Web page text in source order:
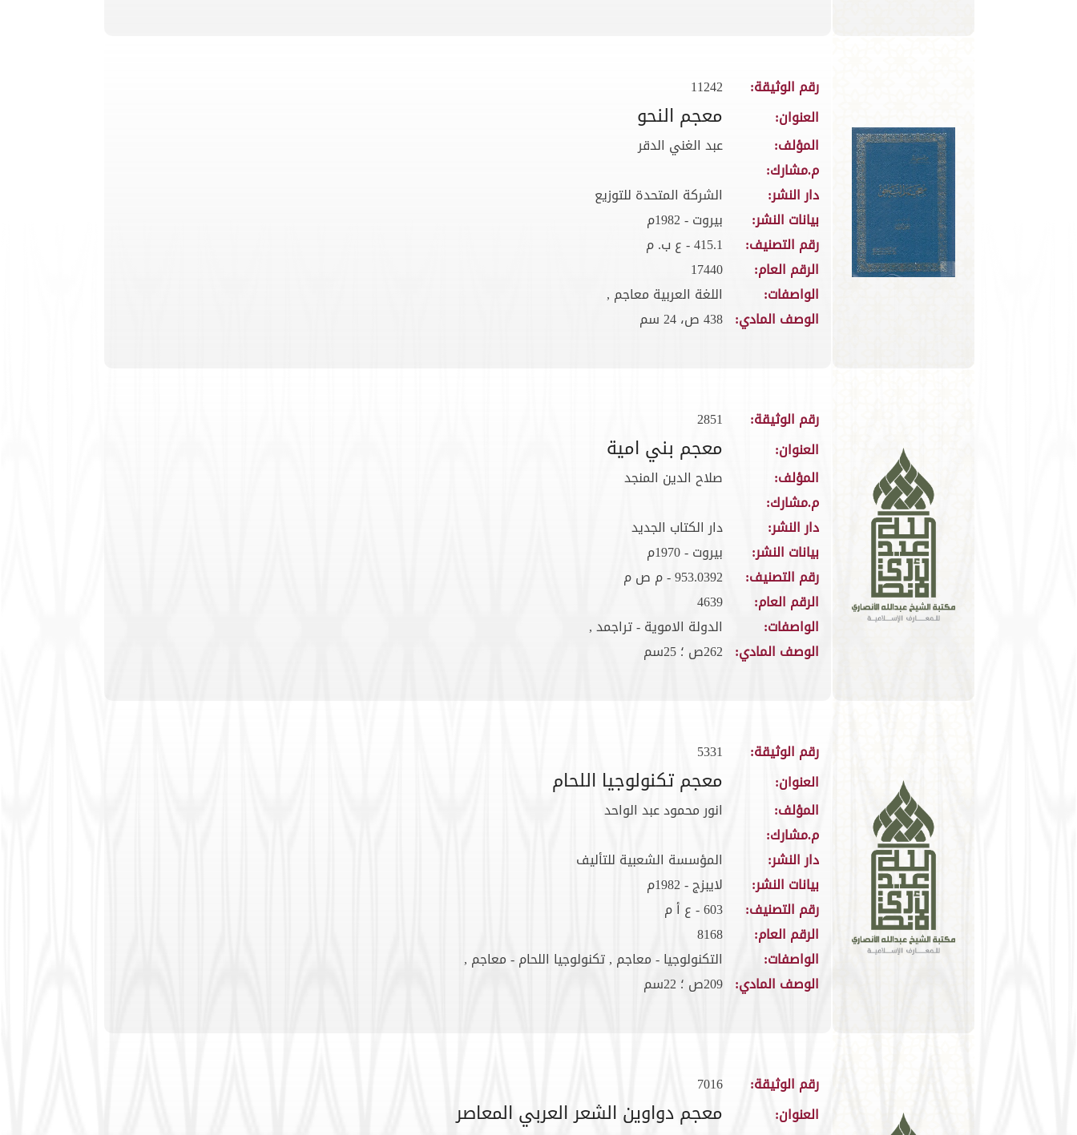
رقم الوثيقة:
11242
العنوان:
معجم النحو
المؤلف:
عبد الغني الدقر
م.مشارك:
دار النشر:
الشركة المتحدة للتوزيع
بيانات النشر:
بيروت - 1982م
رقم التصنيف:
415.1 - ع ب. م
الرقم العام:
17440
الواصفات:
اللغة العربية معاجم ,
الوصف المادي: 438 ص، 24 سم
رقم الوثيقة:
2851
العنوان:
معجم بني امية
المؤلف:
صلاح الدين المنجد
م.مشارك:
دار النشر:
دار الكتاب الجديد
بيانات النشر:
بيروت - 1970م
رقم التصنيف:
953.0392 - م ص م
الرقم العام:
4639
الواصفات:
الدولة الاموية - تراجمد ,
الوصف المادي: 262ص ؛ 25سم
رقم الوثيقة:
5331
العنوان:
معجم تكنولوجيا اللحام
المؤلف:
انور محمود عبد الواحد
م.مشارك:
دار النشر:
المؤسسة الشعبية للتأليف
بيانات النشر:
لايبزج - 1982م
رقم التصنيف:
603 - ع أ م
الرقم العام:
8168
الواصفات:
التكنولوجيا - معاجم , تكنولوجيا اللحام - معاجم ,
الوصف المادي: 209ص ؛ 22سم
رقم الوثيقة:
7016
العنوان:
معجم دواوين الشعر العربي المعاصر